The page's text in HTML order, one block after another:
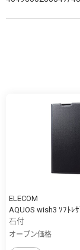
ELECOM
AQUOS wish3 ｿﾌﾄﾚ
石付
オープン価格